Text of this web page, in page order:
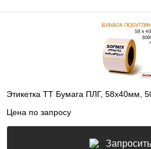
Этикетка ТТ Бумага ПЛГ, 58х40мм,
Цена по запросу